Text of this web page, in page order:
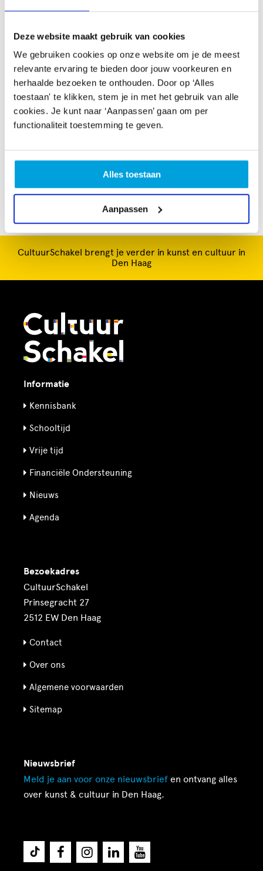
Deze website maakt gebruik van cookies
We gebruiken cookies op onze website om je de meest
relevante ervaring te bieden door jouw voorkeuren en
herhaalde bezoeken te onthouden. Door op ‘Alles
toestaan' te klikken, stem je in met het gebruik van alle
cookies. Je kunt naar ‘Aanpassen’ gaan om per
functionaliteit toestemming te geven.
Alles toestaan
Aanpassen
CultuurSchakel brengt je verder in kunst en cultuur in
Den Haag
Informatie
Kennisbank
Schooltijd
Vrije tijd
Financiële Ondersteuning
Nieuws
Agenda
Bezoekadres
CultuurSchakel
Prinsegracht 27
2512 EW Den Haag
Contact
Over ons
Algemene voorwaarden
Sitemap
Nieuwsbrief
Meld je aan voor onze nieuwsbrief en ontvang alles
over kunst & cultuur in Den Haag.